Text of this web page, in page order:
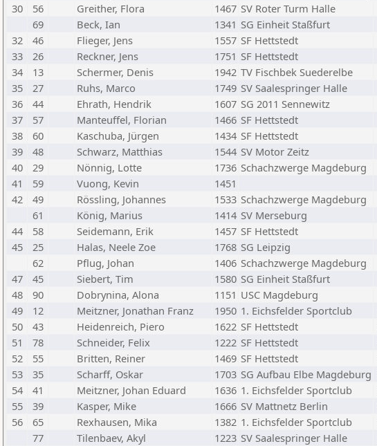
30
56 Greither, Flora 1467 SV Roter Turm Halle
69
Beck, Ian 1341 SG Einheit Staßfurt
32
46 Flieger, Jens 1557 SF Hettstedt
33
26 Reckner, Jens 1751 SF Hettstedt
34
13 Schermer, Denis 1942 TV Fischbek Suederelbe
35
27 Ruhs, Marco 1749 SV Saalespringer Halle
36
44 Ehrath, Hendrik 1607 SG 2011 Sennewitz
37
57 Manteuffel, Florian 1466 SF Hettstedt
38
60 Kaschuba, Jürgen 1434 SF Hettstedt
39
48 Schwarz, Matthias 1544 SV Motor Zeitz
40
29 Nönnig, Lotte 1736 Schachzwerge Magdeburg
41
59 Vuong, Kevin 1451
42
49 Rössling, Johannes 1533 Schachzwerge Magdeburg
61
König, Marius 1414 SV Merseburg
44
58 Seidemann, Erik 1457 SF Hettstedt
45
25 Halas, Neele Zoe 1768 SG Leipzig
62
Pflug, Johan 1406 Schachzwerge Magdeburg
47
45 Siebert, Tim 1580 SG Einheit Staßfurt
48
90 Dobrynina, Alona 1151 USC Magdeburg
49
12 Meitzner, Jonathan Franz 1950 1. Eichsfelder Sportclub
50
43 Heidenreich, Piero 1622 SF Hettstedt
51
78 Schneider, Felix 1222 SF Hettstedt
52
55 Britten, Reiner 1469 SF Hettstedt
53
35 Scharff, Oskar 1703 SG Aufbau Elbe Magdeburg
54
41 Meitzner, Johan Eduard 1636 1. Eichsfelder Sportclub
55
39 Kasper, Mike 1666 SV Mattnetz Berlin
56
65 Rexhausen, Mika 1382 1. Eichsfelder Sportclub
77
Tilenbaev, Akyl 1223 SV Saalespringer Halle